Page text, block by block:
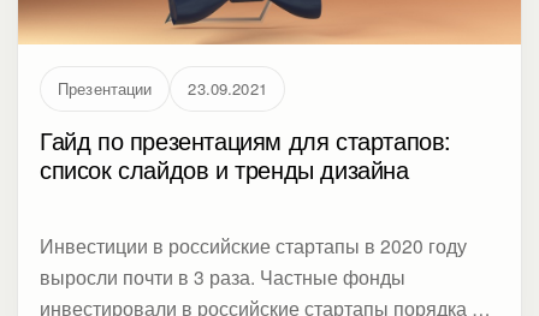
Презентации 23.09.2021
Гайд по презентациям для стартапов:
список слайдов и тренды дизайна
Инвестиции в российские стартапы в 2020 году
выросли почти в 3 раза. Частные фонды
инвестировали в российские стартапы порядка 2,3